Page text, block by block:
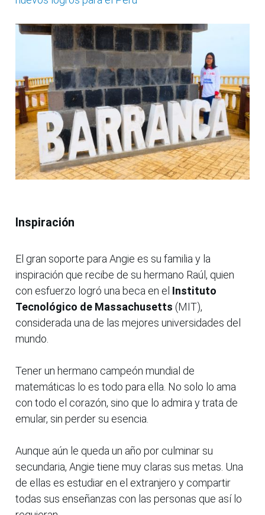
Inspiración
El gran soporte para Angie es su familia y la
inspiración que recibe de su hermano Raúl, quien
con esfuerzo logró una beca en el Instituto
Tecnológico de Massachusetts (MIT),
considerada una de las mejores universidades del
mundo.
Tener un hermano campeón mundial de
matemáticas lo es todo para ella. No solo lo ama
con todo el corazón, sino que lo admira y trata de
emular, sin perder su esencia.
Aunque aún le queda un año por culminar su
secundaria, Angie tiene muy claras sus metas. Una
de ellas es estudiar en el extranjero y compartir
todas sus enseñanzas con las personas que así lo